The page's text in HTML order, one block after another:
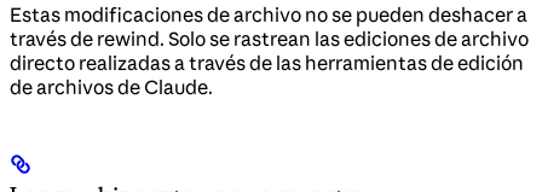
Estas modificaciones de archivo no se pueden deshacer a
través de rewind. Solo se rastrean las ediciones de archivo
directo realizadas a través de las herramientas de edición
de archivos de Claude.